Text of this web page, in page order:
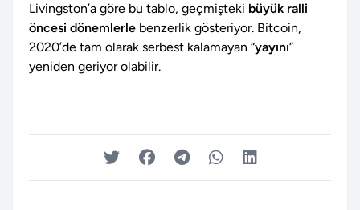
Livingston’a göre bu tablo, geçmişteki büyük ralli
öncesi dönemlerle benzerlik gösteriyor. Bitcoin,
2020’de tam olarak serbest kalamayan “yayını”
yeniden geriyor olabilir.